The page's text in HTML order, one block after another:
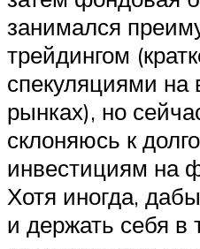
занимался
трейдингом
спекуляциями
рынках), но
склоняюсь к
инвестициям на
Хотя иногда,
и держать себя в